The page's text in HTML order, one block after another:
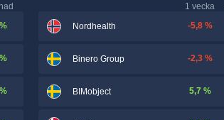
1 vecka
Nordhealth
-5,8 %
Binero Group -2,3 %
BIMobject 5,7 %